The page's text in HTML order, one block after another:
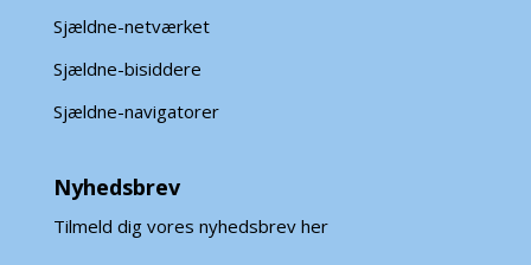
Sjældne-netværket
Sjældne-bisiddere
Sjældne-navigatorer
Nyhedsbrev
Tilmeld dig vores nyhedsbrev her